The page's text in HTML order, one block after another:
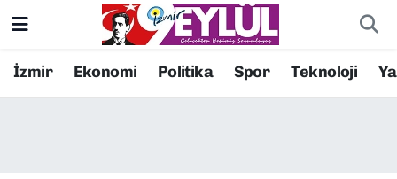
İzmir Ekonomi Politika Spor Teknoloji
Resmi İlanlar
Konak Nöbetçi Eczaneler